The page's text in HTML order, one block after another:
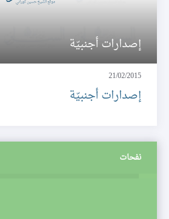
إصدارات أجنبيّة
21/02/2015
إصدارات أجنبيّة
نفحات